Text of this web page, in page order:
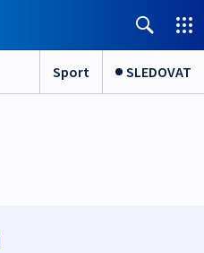
Sport SLEDOVAT